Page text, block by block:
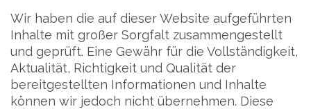
Wir haben die auf dieser Website aufgeführten
Inhalte mit großer Sorgfalt zusammengestellt
und geprüft. Eine Gewähr für die Vollständigkeit,
Aktualität, Richtigkeit und Qualität der
bereitgestellten Informationen und Inhalte
können wir jedoch nicht übernehmen. Diese